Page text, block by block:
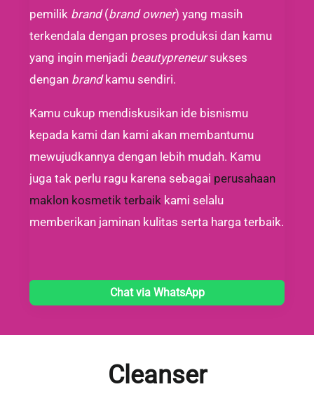
pemilik brand(brand owner) yang masih
terkendala dengan proses produksi dan kamu
yang ingin menjadi beautypreneursukses
dengan brandkamu sendiri.
Kamu cukup mendiskusikan ide bisnismu
kepada kami dan kami akan membantumu
mewujudkannya dengan lebih mudah. Kamu
juga tak perlu ragu karena sebagai perusahaan
maklon kosmetik terbaik kami selalu
memberikan jaminan kulitas serta harga terbaik.
Chat via WhatsApp
Cleanser